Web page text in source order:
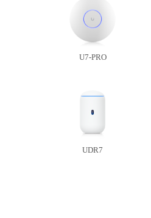
U7-PRO
UDR7